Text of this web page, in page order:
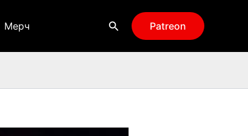
Мерч Поиск Patreon